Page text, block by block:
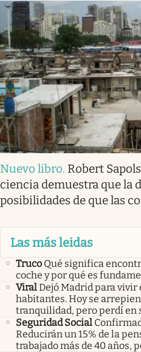
Nuevo libro. Robert
ciencia demuestra que la
posibilidades de que las
Las más leidas
Truco Qué significa
coche y por qué es
ViralDejó Madrid para vivir
habitantes. Hoy se
tranquilidad, pero perdí en
Seguridad Social
Reducirán un 15% de la
trabajado más de 40 años,